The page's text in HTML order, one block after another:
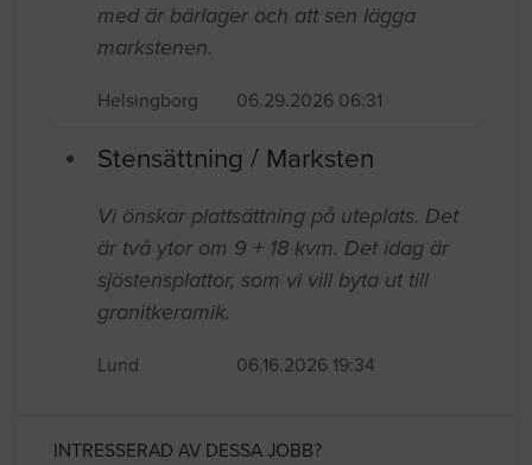
med är bärlager och att sen lägga
markstenen.
Helsingborg 06.29.2026 06:31
Stensättning / Marksten
Vi önskar plattsättning på uteplats. Det
är två ytor om 9 + 18 kvm. Det idag är
sjöstensplattor, som vi vill byta ut till
granitkeramik.
Lund 06.16.2026 19:34
INTRESSERAD AV DESSA JOBB?